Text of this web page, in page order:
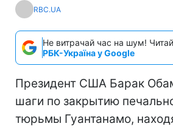
RBC.UA
Не витрачай час на шум! Читай
РБК-Україна у Google
Президент США Барак
шаги по закрытию
тюрьмы Гуантанамо,